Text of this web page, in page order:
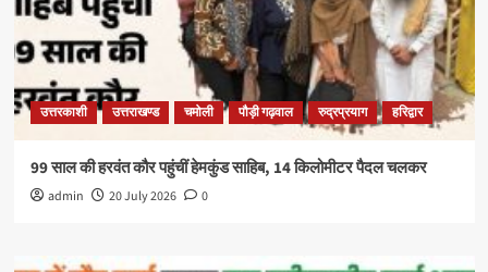
उत्तरकाशी उत्तराखण्ड चमोली पौड़ी गढ़वाल रुद्रप्रयाग हरिद्वार
99 साल की हरवंत कौर पहुंचीं हेमकुंड साहिब, 14 किलोमीटर पैदल चलकर
admin 20 July 2026 0